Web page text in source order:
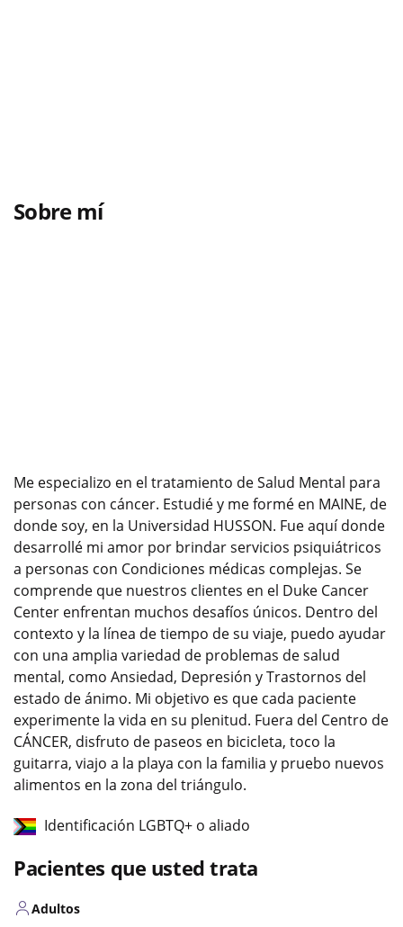
Sobre mí
Me especializo en el tratamiento de Salud Mental para
personas con cáncer. Estudié y me formé en MAINE, de
donde soy, en la Universidad HUSSON. Fue aquí donde
desarrollé mi amor por brindar servicios psiquiátricos
a personas con Condiciones médicas complejas. Se
comprende que nuestros clientes en el Duke Cancer
Center enfrentan muchos desafíos únicos. Dentro del
contexto y la línea de tiempo de su viaje, puedo ayudar
con una amplia variedad de problemas de salud
mental, como Ansiedad, Depresión y Trastornos del
estado de ánimo. Mi objetivo es que cada paciente
experimente la vida en su plenitud. Fuera del Centro de
CÁNCER, disfruto de paseos en bicicleta, toco la
guitarra, viajo a la playa con la familia y pruebo nuevos
alimentos en la zona del triángulo.
Identificación LGBTQ+ o aliado
Pacientes que usted trata
Adultos